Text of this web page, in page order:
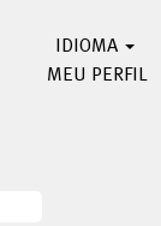
IDIOMA
MEU PERFIL